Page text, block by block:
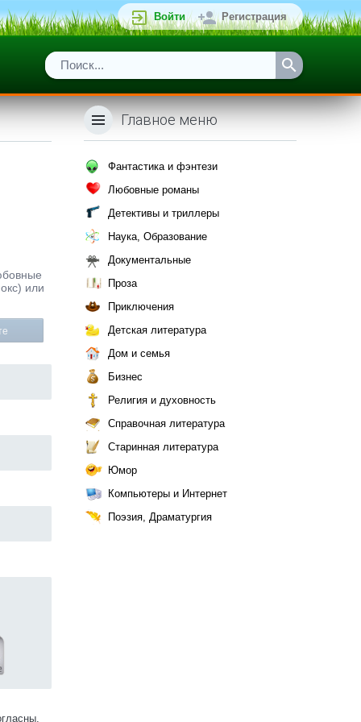
Войти Регистрация
или
Главное меню
Фантастика и фэнтези
Любовные романы
Детективы и триллеры
Наука, Образование
Документальные
Проза
Приключения
Детская литература
Дом и семья
Бизнес
Религия и духовность
Справочная литература
Старинная литература
Юмор
Компьютеры и Интернет
Поэзия, Драматургия